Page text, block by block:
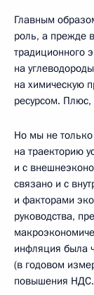
Главным
роль, а прежде
традиционного
на
на химическую
ресурсом.
Но мы не
на траекторию
и с
связано и с
и факторами
руководства,
инфляция была
(в годовом
повышения